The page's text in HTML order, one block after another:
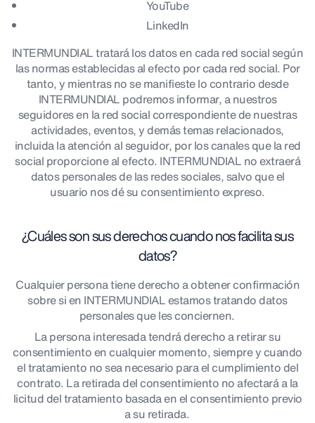
YouTube
LinkedIn
INTERMUNDIAL tratará los datos en cada red social según
las normas establecidas al efecto por cada red social. Por
tanto, y mientras no se manifieste lo contrario desde
INTERMUNDIAL podremos informar, a nuestros
seguidores en la red social correspondiente de nuestras
actividades, eventos, y demás temas relacionados,
incluida la atención al seguidor, por los canales que la red
social proporcione al efecto. INTERMUNDIAL no extraerá
datos personales de las redes sociales, salvo que el
usuario nos dé su consentimiento expreso.
¿Cuáles son sus derechos cuando nos facilita sus
datos?
Cualquier persona tiene derecho a obtener confirmación
sobre si en INTERMUNDIAL estamos tratando datos
personales que les conciernen.
La persona interesada tendrá derecho a retirar su
consentimiento en cualquier momento, siempre y cuando
el tratamiento no sea necesario para el cumplimiento del
contrato. La retirada del consentimiento no afectará a la
licitud del tratamiento basada en el consentimiento previo
a su retirada.